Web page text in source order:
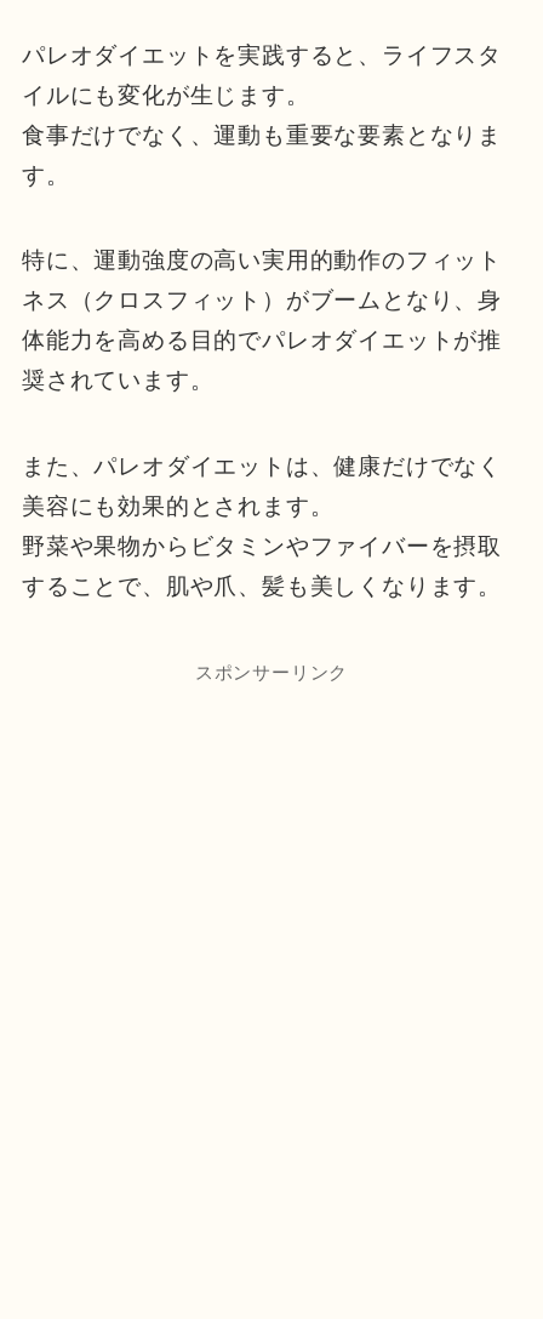
パレオダイエットを実践すると、ライフスタ
イルにも変化が生じます。
食事だけでなく、運動も重要な要素となりま
す。
特に、運動強度の高い実用的動作のフィット
ネス（クロスフィット）がブームとなり、身
体能力を高める目的でパレオダイエットが推
奨されています。
また、パレオダイエットは、健康だけでなく
美容にも効果的とされます。
野菜や果物からビタミンやファイバーを摂取
することで、肌や爪、髪も美しくなります。
スポンサーリンク